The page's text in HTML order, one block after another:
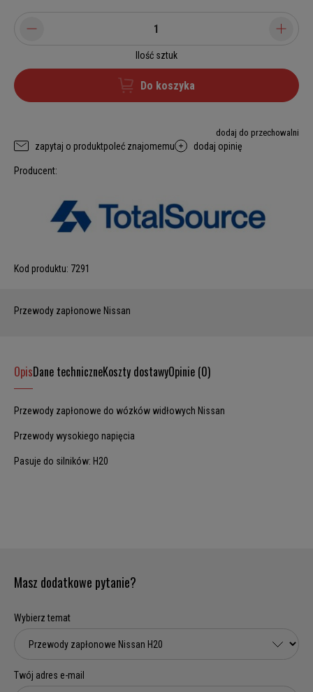
Ilość sztuk
Do koszyka
dodaj do przechowalni
zapytaj o produktpoleć znajomemu dodaj opinię
Producent:
Kod produktu: 7291
Przewody zapłonowe Nissan
OpisDane techniczneKoszty dostawyOpinie (0)
Przewody zapłonowe do wózków widłowych Nissan
Przewody wysokiego napięcia
Pasuje do silników: H20
Masz dodatkowe pytanie?